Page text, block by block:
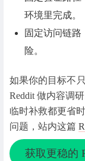
环境里完成。
固定访问链
险。
如果你的目标不
Reddit 做内容调
临时补救都更省
问题，站内这篇
获取更稳的